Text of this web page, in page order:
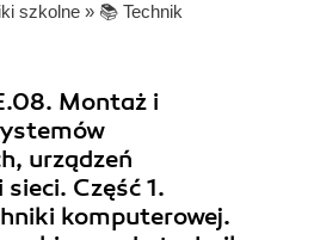
szkolne » 📚 Technik
Montaż i
urządzeń
Część 1.
komputerowej.